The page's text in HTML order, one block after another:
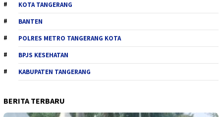
KOTA TANGERANG
BANTEN
POLRES METRO TANGERANG KOTA
BPJS KESEHATAN
KABUPATEN TANGERANG
BERITA TERBARU